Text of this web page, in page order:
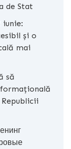
de Stat
iunie:
și o
mai
să